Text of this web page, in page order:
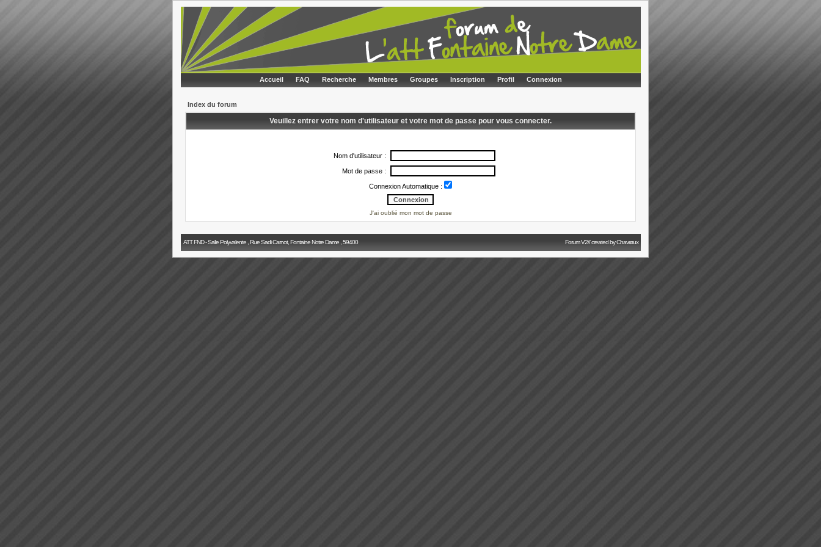
Accueil FAQ Recherche Membres Groupes Inscription Profil Connexion
Index du forum
Veuillez entrer votre nom d'utilisateur et votre mot de passe pour vous connecter.
Nom d'utilisateur :
Mot de passe :
Connexion Automatique :
J'ai oublié mon mot de passe
ATT FND - Salle Polyvalente , Rue Sadi Carnot, Fontaine Notre Dame , 59400 Forum V2// created by Chavrøux